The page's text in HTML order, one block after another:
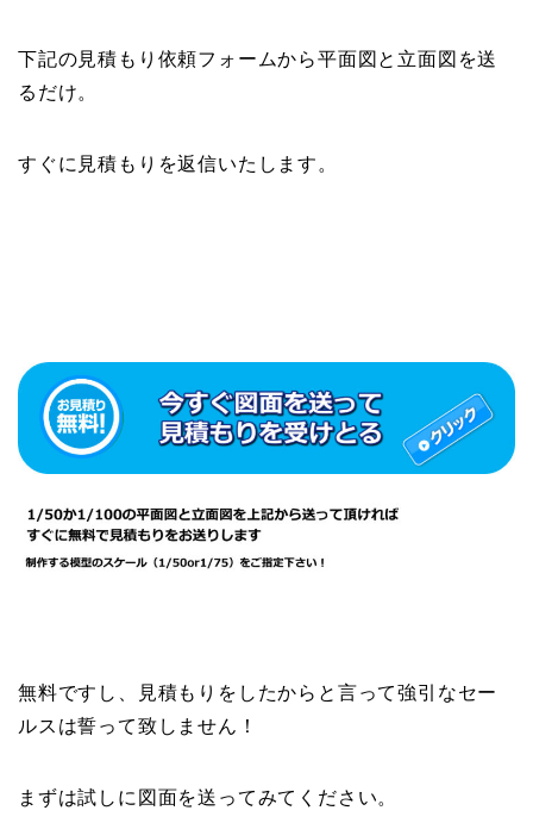
下記の見積もり依頼フォームから平面図と立面図を送
るだけ。
すぐに見積もりを返信いたします。
無料ですし、見積もりをしたからと言って強引なセー
ルスは誓って致しません！
まずは試しに図面を送ってみてください。